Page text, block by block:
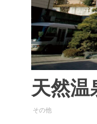
天然温
その他